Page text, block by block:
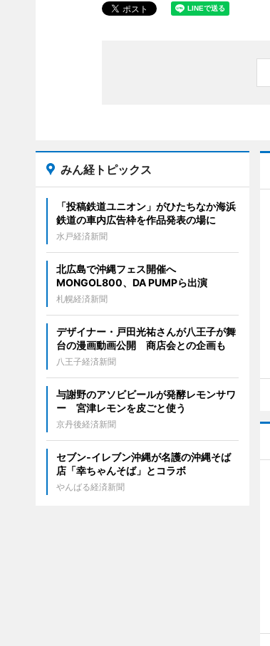
みん経トピックス
「投稿鉄道ユニオン」がひたちなか海浜
鉄道の車内広告枠を作品発表の場に
水戸経済新聞
北広島で沖縄フェス開催へ
MONGOL800、DA PUMPら出演
札幌経済新聞
デザイナー・戸田光祐さんが八王子が舞
台の漫画動画公開 商店会との企画も
八王子経済新聞
与謝野のアソビビールが発酵レモンサワ
ー 宮津レモンを皮ごと使う
京丹後経済新聞
セブン‐イレブン沖縄が名護の沖縄そば
店「幸ちゃんそば」とコラボ
やんばる経済新聞